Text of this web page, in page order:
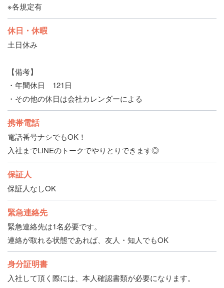
※各規定有
休日・休暇
土日休み
【備考】
・年間休日 121日
・その他の休日は会社カレンダーによる
携帯電話
電話番号ナシでもOK！
入社までLINEのトークでやりとりできます◎
保証人
保証人なしOK
緊急連絡先
緊急連絡先は1名必要です。
連絡が取れる状態であれば、友人・知人でもOK
身分証明書
入社して頂く際には、本人確認書類が必要になります。